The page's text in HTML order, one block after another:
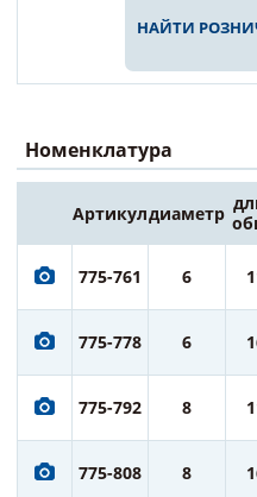
НАЙТИ
Номенклатура
Артикулдиаметр
775-761 6
775-778 6
775-792 8
775-808 8